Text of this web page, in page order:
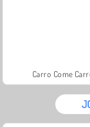
Carro Come